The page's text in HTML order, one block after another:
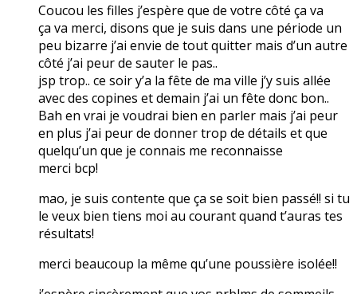
Coucou les filles j’espère que de votre côté ça va
ça va merci, disons que je suis dans une période un
peu bizarre j’ai envie de tout quitter mais d’un autre
côté j’ai peur de sauter le pas..
jsp trop.. ce soir y’a la fête de ma ville j’y suis allée
avec des copines et demain j’ai un fête donc bon..
Bah en vrai je voudrai bien en parler mais j’ai peur
en plus j’ai peur de donner trop de détails et que
quelqu’un que je connais me reconnaisse
merci bcp!
mao, je suis contente que ça se soit bien passé!! si tu
le veux bien tiens moi au courant quand t’auras tes
résultats!
merci beaucoup la même qu’une poussière isolée!!